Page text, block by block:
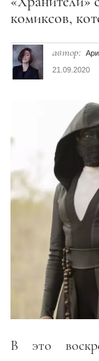
комиксов,
автор:
21.09.2020
В это